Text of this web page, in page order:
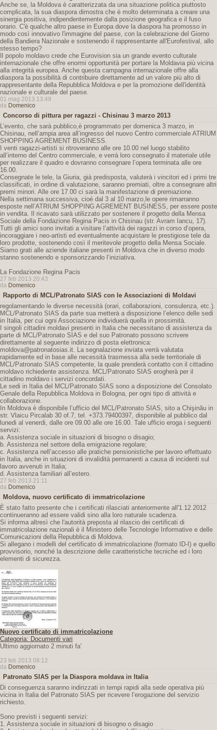
Anche se, la Moldova è caratterizzata da una situazione politica piuttosto
complicata, la sua diaspora dimostra che è molto determinata a creare una
sinergia positiva, indipendentemente dalla posizione geografica e il fuso
orario. C'è qualche altro paese in Europa dove la diaspora ha promosso in
modo così innovativo l'immagine del paese, con la celebrazione del Giorno
della Bandiera Nazionale e sostenendo il rappresentante all'Eurofestival, allo
stesso tempo?
Il popolo moldavo crede che Eurovision sia un grande evento culturale
internazionale che offre enormi opportunità per portare la Moldavia più vicina
alla integrità europea. Anche questa campagna internazionale offre alla
diaspora la possibilità di contribuire direttamente ad un valore più alto di
rappresentante della Repubblica Moldova e per la promozione dell'identità
nazionale e culturale del paese.
01 mag 2013 13:49
da Domenico
Concorso di pittura per ragazzi - Chisinau 3 marzo 2013
L’evento, che sarà pubblico,è programmato per domenica 3 marzo, in
Chisinau, nell’ampia area all’ingresso del nuovo Centro commerciale ATRIUM
SHOPPING AGREMENT BUSINESS.
I venti ragazzi-artisti si ritroveranno alle ore 10.00 nel luogo stabilito
all’interno del Centro commerciale, e verrà loro consegnato il materiale utile
per realizzare il quadro e dovranno consegnare l’opera terminata alle ore
16.00.
Consegnate le tele, la Giuria, già predisposta, valuterà i vincitori ed i primi tre
classificati, in ordine di valutazione, saranno premiati, oltre a consegnare altri
premi minori. Alle ore 17.00 ci sarà la manifestazione di premiazione.
Nella settimana successiva, cioé dal 3 al 10 marzo,le opere rimarranno
esposte nell’ATRIUM SHOPPING AGREMENT BUSINESS, per essere poste
in vendita. Il ricavato sarà utilizzato per sostenere il progetto della Mensa
Sociale della Fondazione Regina Pacis in Chisinau (str. Avram Iancu, 17).
Tutti gli amici sono invitati a visitare l’attività dei ragazzi in corso d’opera,
incoraggiare i neo-artisti ed eventualmente acquistare le prestigiose tele da
loro prodotte, sostenendo così il meritevole progetto della Mensa Sociale.
Siamo grati alle aziende italiane presenti in Moldova che in diverso modo
stanno sostenendo e sponsorizzando l’iniziativa.
La Fondazione Regina Pacis
27 feb 2013 20:43
da Domenico
Rapporto di MCL/Patronato SIAS con le Associazioni di Moldavi
regolamentando le diverse necessità (orari, collaborazioni, consulenza, etc.).
MCL/Patronato SIAS da parte sua metterà a disposizione l’elenco delle sedi
in Italia, per cui ogni Associazione individuerà quella in prossimità.
I singoli cittadini moldavi presenti in Italia che necessitano di assistenza da
parte di MCL/Patronato SIAS e del suo Patronato possono scrivere
direttamente al seguente indirizzo di posta elettronica:
moldova@patronatosias.it. La segnalazione inviata verrà valutata
rapidamente ed in base alle necessità trasmessa alla sede territoriale di
MCL/Patronato SIAS competente, la quale prenderà contatto con il cittadino
moldavo richiedente assistenza. MCL/Patronato SIAS erogherà per il
cittadino moldavo i servizi concordati.
Le sedi in Italia del MCL/Patronato SIAS sono a disposizione del Consolato
Genale della Repubblica Moldova in Bologna, per ogni tipo di attività e
collaborazione.
In Moldova è disponibile l’ufficio del MCL/Patronato SIAS, sito a Chişinău in
str. Vlaicu Pircalab 30 of.7, tel. +373.79400397, disponibile al pubblico dal
lunedi al venerdi, dalle ore 09.00 alle ore 16.00. Tale ufficio eroga i seguenti
servizi:
a. Assistenza sociale in situazioni di bisogno o disagio;
b. Assistenza nel settore della emigrazione regolare;
c. Assistenza nell’accesso alle pratiche pensionistiche per lavoro effettuato
in Italia, anche in situazioni di invalidità permanenti a causa di incidenti sul
lavoro avvenuti in Italia;
d. Assistenza familiari all’estero.
27 feb 2013 21:11
da Domenico
Moldova, nuovo certificato di immatricolazione
È stato fatto presente che i certificati rilasciati anteriormente all'1.12.2012
continueranno ad essere validi sino alla loro naturale scadenza.
Si informa altresì che l'autorità preposta al rilascio dei certificati di
immatricolazione nazionali è il Ministero delle Tecnologie Informative e delle
Comunicazioni della Repubblica di Moldova.
Si allegano i modelli del certificato di immatricolazione (formato ID-I) e quello
provvisorio, nonché la descrizione delle caratteristiche tecniche ed i loro
elementi di sicurezza.
Nuovo certificato di immatricolazione
Categoria: Documenti vari
Ultimo aggiornato 2 minuti fa'
23 feb 2013 08:12
da Domenico
Patronato SIAS per la Diaspora moldava in Italia
Di conseguenza saranno indirizzati in tempi rapidi alla sede operativa più
vicina in Italia del Patronato SIAS per ricevere l’erogazione del servizio
richiesto.
Sono previsti i seguenti servizi:
1. Assistenza sociale in situazioni di bisogno o disagio